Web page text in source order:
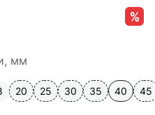
мм
20 25 30 35 40 45